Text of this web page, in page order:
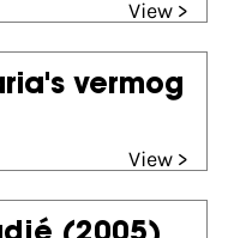
View >
vermog
View >